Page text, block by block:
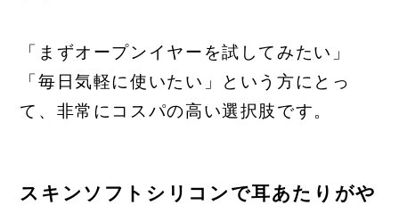
「まずオープンイヤーを試してみたい」
「毎日気軽に使いたい」という方にとっ
て、非常にコスパの高い選択肢です。
スキンソフトシリコンで耳あたりがや